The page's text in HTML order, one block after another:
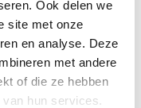
Ook delen we
site met onze
en analyse. Deze
met andere
of die ze hebben
hun services.
volgens Frank
Keuzegidsvoor het
niet afrekenen op
kan
was er een